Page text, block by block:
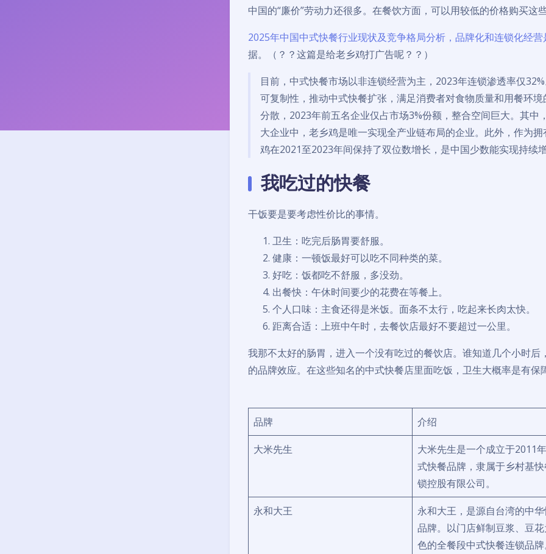
中国的“廉价”劳动力还很多。在餐饮方面，可以用较低的价格购买这
2025年中国中式快餐行业现状及竞争格局分析，品牌化和连锁化经
据。（？？这篇是给老乡鸡打广告呢？？）
目前，中式快餐市场以非连锁经营为主，2023年连锁渗透率仅
可复制性，推动中式快餐扩张，满足消费者对食物质量和用餐环
分散，2023年前五名企业仅占市场3%份额，整合空间巨大。其中
大企业中，老乡鸡是唯一实现全产业链布局的企业。此外，作为
鸡在2021至2023年间保持了双位数增长，是中国少数能实现持续
我吃过的快餐
干饭要是要考虑性价比的事情。
卫生：吃完后肠胃要舒服。
健康：一顿饭最好可以吃不同种类的菜。
好吃：饭都吃不舒服，多没劲。
出餐快：午休时间要少的花费在等餐上。
个人口味：主食还得是米饭。面条不太行，吃起来长肉太快。
距离合适：上班中午时，去餐饮店最好不要超过一公里。
我那不太好的肠胃，进入一个没有吃过的餐饮店。谁知道几个小时
的品牌效应。在这些知名的中式快餐店里面吃饭，卫生大概率是有
品牌 介绍
大米先生
大米先生是一个成立于2011
式快餐品牌，隶属于乡村基
锁控股有限公司。
永和大王
永和大王，是源自台湾的中
品牌。以门店鲜制豆浆、豆
色的全餐段中式快餐连锁品